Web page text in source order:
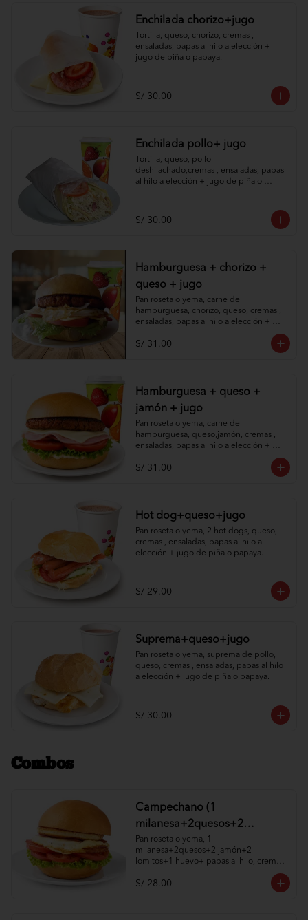
Enchilada chorizo+jugo
Tortilla, queso, chorizo, cremas ,
ensaladas, papas al hilo a elección +
jugo de piña o papaya.
S/ 30.00
Enchilada pollo+ jugo
Tortilla, queso, pollo
deshilachado,cremas , ensaladas, papas
al hilo a elección + jugo de piña o
S/ 30.00
Hamburguesa + chorizo +
queso + jugo
Pan roseta o yema, carne de
hamburguesa, chorizo, queso, cremas ,
ensaladas, papas al hilo a elección +
S/ 31.00
Hamburguesa + queso +
jamón + jugo
Pan roseta o yema, carne de
hamburguesa, queso,jamón, cremas ,
ensaladas, papas al hilo a elección +
S/ 31.00
Hot dog+queso+jugo
Pan roseta o yema, 2 hot dogs, queso,
cremas , ensaladas, papas al hilo a
elección + jugo de piña o papaya.
S/ 29.00
Suprema+queso+jugo
Pan roseta o yema, suprema de pollo,
queso, cremas , ensaladas, papas al hilo
a elección + jugo de piña o papaya.
S/ 30.00
Combos
Campechano (1
milanesa+2quesos+2
jamón+2 lomitos+1huevo+
papas al hilo, cremas y
Pan roseta o yema, 1
milanesa+2quesos+2 jamón+2
lomitos+1 huevo+ papas al hilo, cremas
S/ 28.00